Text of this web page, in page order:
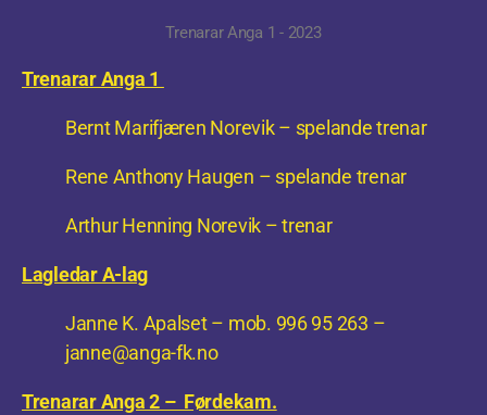
Trenarar Anga 1 - 2023
Trenarar Anga 1
Bernt Marifjæren Norevik – spelande trenar
Rene Anthony Haugen – spelande trenar
Arthur Henning Norevik – trenar
Lagledar A-lag
Janne K. Apalset – mob. 996 95 263 –
janne@anga-fk.no
Trenarar Anga 2 – Førdekam.